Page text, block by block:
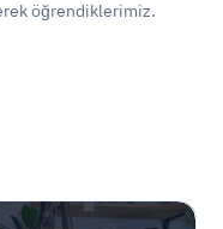
öğrendiklerimiz.